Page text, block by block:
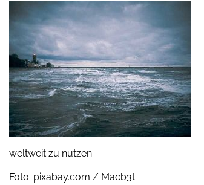
weltweit zu nutzen.
Foto. pixabay.com / Macb3t